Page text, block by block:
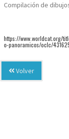
Compilación de
https://www.worldcat.org/
o-panoramicos/oclc/
Volver